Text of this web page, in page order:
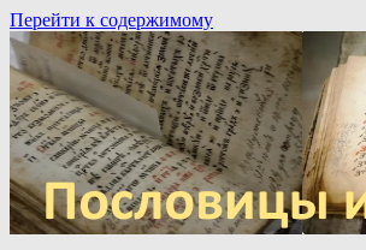
Перейти к содержимому